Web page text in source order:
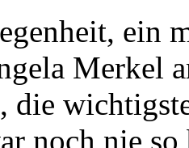
ein
Merkel
die
noch nie